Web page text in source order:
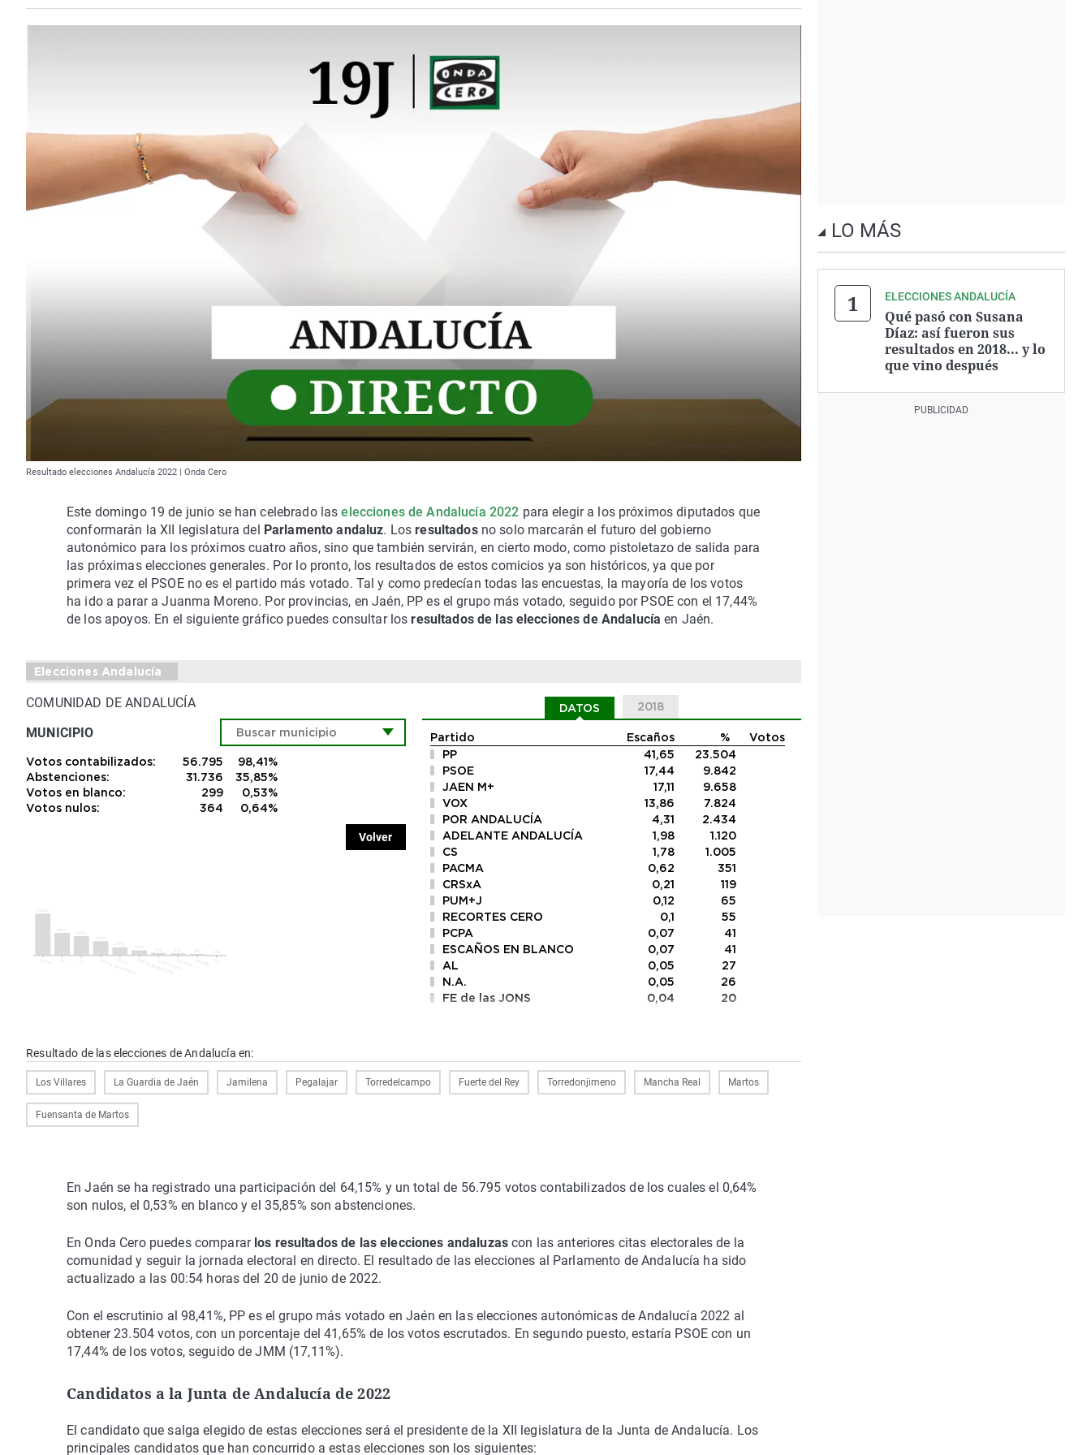
Resultado elecciones Andalucía 2022 | Onda Cero
Este domingo 19 de junio se han celebrado laselecciones de Andalucía 2022 para elegir a los próximos diputados que
conformarán la XII legislatura del
Parlamento andaluz. Losresultadosno solo marcarán el futuro del gobierno
autonómico para los próximos cuatro años, sino que también servirán, en cierto modo, como pistoletazo de salida para
las próximas elecciones generales. Por lo pronto, los resultados de estos comicios ya son históricos, ya que por
primera vez el PSOE no es el partido más votado. Tal y como predecían todas las encuestas, la mayoría de los votos
ha ido a parar a Juanma Moreno. Por provincias, en Jaén, PP es el grupo más votado, seguido por PSOE con el 17,44%
de los apoyos. En el siguiente gráfico puedes consultar losresultados de las elecciones de Andalucía en Jaén.
Elecciones Andalucía
COMUNIDAD DE ANDALUCÍA
MUNICIPIO
Votos contabilizados: 56.795
98,41%
Abstenciones:
31.736
35,85%
Votos en blanco:
299
0,53%
Votos nulos:
364 0,64%
Volver
DATOS 2018
Partido Escaños %
Votos
PP
41,65
23.504
PSOE
17,44
9.842
JAEN M+
17,11
9.658
VOX
13,86
7.824
POR ANDALUCÍA
4,31
2.434
ADELANTE ANDALUCÍA
1,98
1.120
CS
1,78
1.005
PACMA
0,62
351
CRSxA
0,21
119
PUM+J
0,12
65
RECORTES CERO
0,1
55
PCPA
0,07
41
ESCAÑOS EN BLANCO
0,07
41
AL
0,05
27
N.A.
0,05
26
FE de las JONS
0,04 20
Resultado de las elecciones de Andalucía en:
Los Villares La Guardia de Jaén Jamilena Pegalajar Torredelcampo Fuerte del Rey Torredonjimeno Mancha Real Martos
Fuensanta de Martos
En Jaén se ha registrado una participación del 64,15% y un total de 56.795 votos contabilizados de los cuales el 0,64%
son nulos, el 0,53% en blanco y el 35,85% son abstenciones.
En Onda Cero puedes comparar los resultados de las elecciones andaluzascon las anteriores citas electorales de la
comunidad y seguir la jornada electoral en directo. El resultado de las elecciones al Parlamento de Andalucía ha sido
actualizado a las 00:54 horas del 20 de junio de 2022.
Con el escrutinio al 98,41%, PP es el grupo más votado en Jaén en las elecciones autonómicas de Andalucía 2022 al
obtener 23.504 votos, con un porcentaje del 41,65% de los votos escrutados. En segundo puesto, estaría PSOE con un
17,44% de los votos, seguido de JMM (17,11%).
Candidatos a la Junta de Andalucía de 2022
El candidato que salga elegido de estas elecciones será el presidente de la XII legislatura de la Junta de Andalucía. Los
principales candidatos que han concurrido a estas elecciones son los siguientes:
LO MÁS
ELECCIONES ANDALUCÍA
Qué pasó con Susana
Díaz: así fueron sus
resultados en 2018... y lo
que vino después